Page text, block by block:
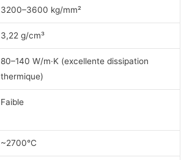
3200–3600 kg/mm²
3,22 g/cm³
80–140 W/m·K (excellente dissipation
thermique)
Faible
~2700°C